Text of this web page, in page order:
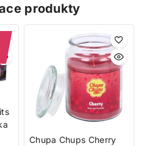
produkty
Chupa Chups Cherry